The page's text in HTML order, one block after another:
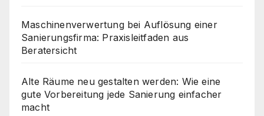
Maschinenverwertung bei Auflösung einer
Sanierungsfirma: Praxisleitfaden aus
Beratersicht
Alte Räume neu gestalten werden: Wie eine
gute Vorbereitung jede Sanierung einfacher
macht